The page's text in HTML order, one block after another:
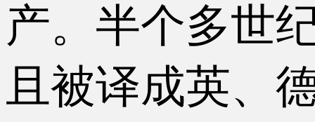
产。半个多世
且被译成英、